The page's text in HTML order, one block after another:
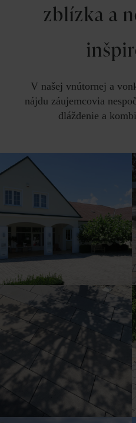
zblízka a
V našej vnútornej a
nájdu záujemcovia
dláždenie a